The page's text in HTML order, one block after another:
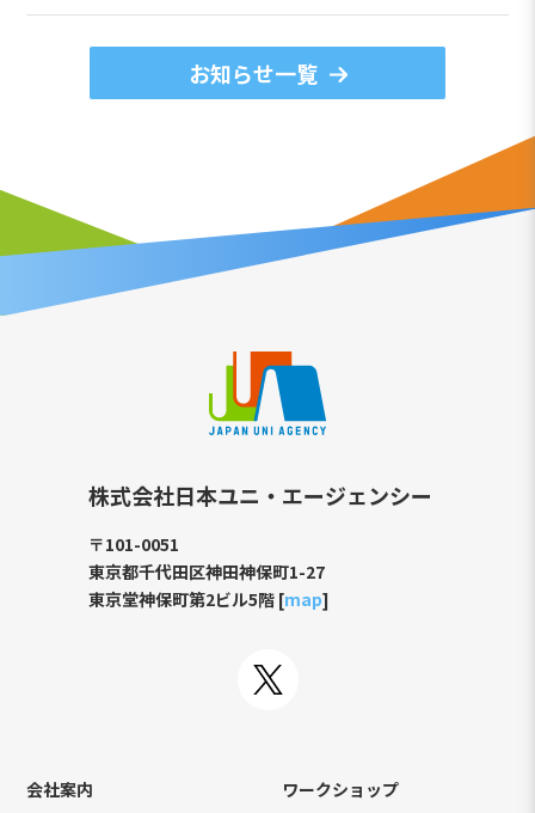
お知らせ一覧
株式会社日本ユニ・エージェンシー
〒101-0051
東京都千代田区神田神保町1-27
東京堂神保町第2ビル5階 [map]
会社案内 ワークショップ